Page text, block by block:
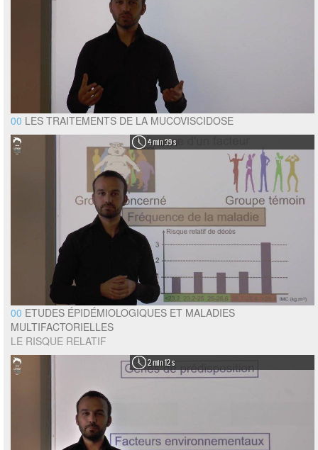
00 LES TRAITEMENTS DE LA MUCOVISCIDOSE
4 min 39 s
00 ETUDES ÉPIDÉMIOLOGIQUES ET MALADIES
MULTIFACTORIELLES
LE RISQUE RELATIF
2 min 12 s